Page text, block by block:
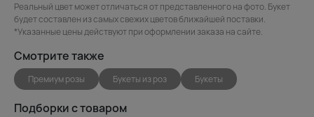
Реальный цвет может отличаться от представленного на фото. Букет
будет составлен из самых свежих цветов ближайшей поставки.
*Указанные цены действуют при оформлении заказа на сайте.
Смотрите также
Премиум розы Букеты из роз Букеты
Подборки с товаром